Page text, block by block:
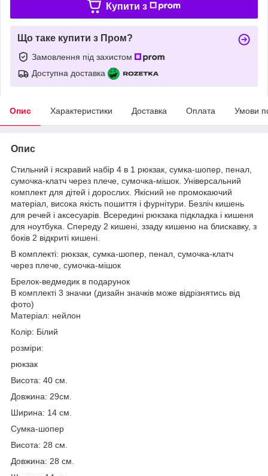
Купити з
Що таке купити з Пром?
Замовлення під захистом
Доступна доставка
Опис Характеристики Доставка Оплата Умови
Опис
Стильний і яскравий набір 4 в 1 рюкзак, сумка-шопер, пенал,
сумочка-клатч через плече, сумочка-мішок. Універсальний
комплект для дітей і дорослих. Якісний не промокаючий
матеріал, висока якість пошиття і фурнітури. Безліч кишень
для речей і аксесуарів. Всередині рюкзака підкладка і кишеня
для ноутбука. Спереду 2 кишені, ззаду кишеню на блискавку, з
боків 2 відкриті кишені.
В комплекті: рюкзак, сумка-шопер, пенал, сумочка-клатч
через плече, сумочка-мішок
Брелок-ведмедик в подарунок
В комплекті 3 значки (дизайн значків може відрізнятись від
фото)
Матеріал: нейлон
Колір: Білий
розміри:
рюкзак
Висота: 40 см.
Довжина: 29см.
Ширина: 14 см.
Сумка-шопер
Висота: 28 см.
Довжина: 28 см.